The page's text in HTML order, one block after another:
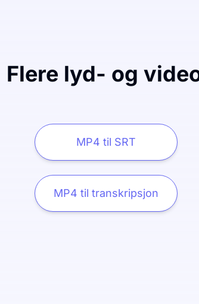
Flere lyd- og
MP4 til SRT
MP4 til transkripsjon